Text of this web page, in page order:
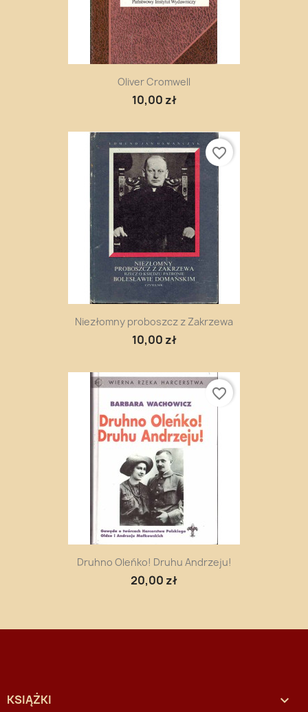
Oliver Cromwell
10,00 zł
Niezłomny proboszcz z Zakrzewa
10,00 zł
favorite_border
Druhno Oleńko! Druhu Andrzeju!
20,00 zł
favorite_border
KSIĄŻKI 